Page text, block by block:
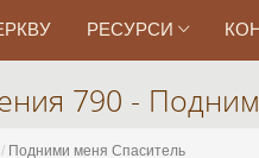
РЕСУРСИ
790 -
Подними меня Спаситель